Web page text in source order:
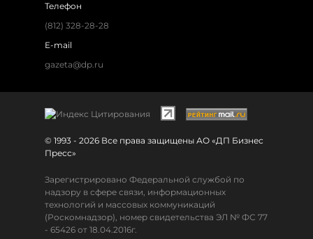
Телефон
(812) 328-28-28
E-mail
gazeta@dp.ru
© 1993 - 2026 Все права защищены АО «ДП Бизнес
Пресс»
Зарегистрировано Федеральной службой по
надзору в сфере связи, информационных
технологий и массовых коммуникаций
(Роскомнадзор), номер свидетельства ЭЛ № ФС 77
- 65426 от 18.04.2016г.